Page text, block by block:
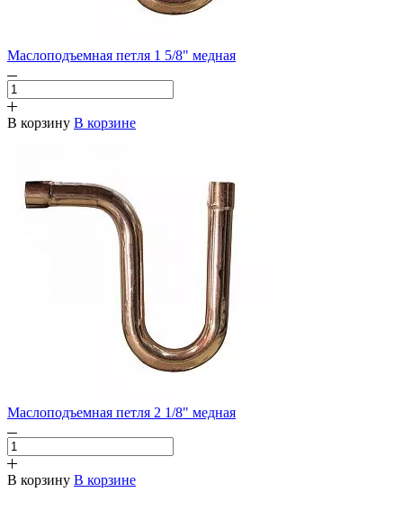
Маслоподъемная петля 1 5/8" медная
В корзину В корзине
Маслоподъемная петля 2 1/8" медная
В корзину В корзине